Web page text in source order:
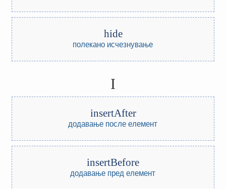
hide
полекано исчезнување
I
insertAfter
додавање после елемент
insertBefore
додавање пред елемент